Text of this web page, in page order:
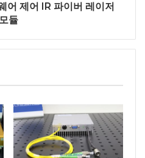
제어 IR 파이버 레이저
모듈